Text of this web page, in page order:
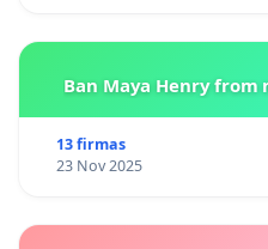
Ban Maya Henry
13 firmas
23 Nov 2025